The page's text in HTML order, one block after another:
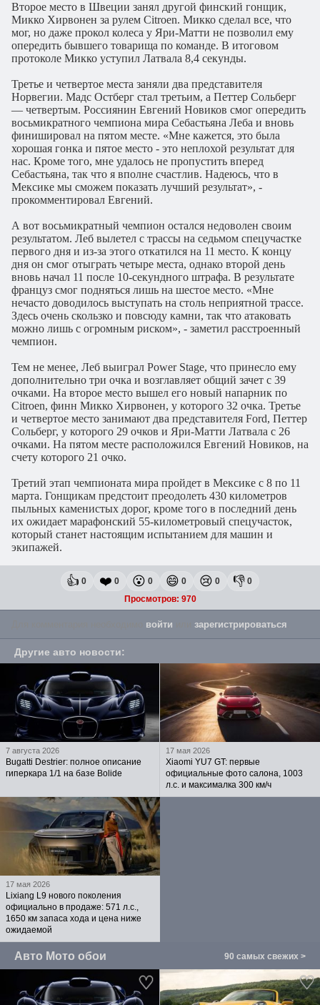
Второе место в Швеции занял другой финский гонщик,
Микко Хирвонен за рулем Citroen. Микко сделал все, что
мог, но даже прокол колеса у Яри-Матти не позволил ему
опередить бывшего товарища по команде. В итоговом
протоколе Микко уступил Латвала 8,4 секунды.
Третье и четвертое места заняли два представителя
Норвегии. Мадс Остберг стал третьим, а Петтер Сольберг
— четвертым. Россиянин Евгений Новиков смог опередить
восьмикратного чемпиона мира Себастьяна Леба и вновь
финишировал на пятом месте. «Мне кажется, это была
хорошая гонка и пятое место - это неплохой результат для
нас. Кроме того, мне удалось не пропустить вперед
Себастьяна, так что я вполне счастлив. Надеюсь, что в
Мексике мы сможем показать лучший результат», -
прокомментировал Евгений.
А вот восьмикратный чемпион остался недоволен своим
результатом. Леб вылетел с трассы на седьмом спецучастке
первого дня и из-за этого откатился на 11 место. К концу
дня он смог отыграть четыре места, однако второй день
вновь начал 11 после 10-секундного штрафа. В результате
француз смог подняться лишь на шестое место. «Мне
нечасто доводилось выступать на столь неприятной трассе.
Здесь очень скользко и повсюду камни, так что атаковать
можно лишь с огромным риском», - заметил расстроенный
чемпион.
Тем не менее, Леб выиграл Power Stage, что принесло ему
дополнительно три очка и возглавляет общий зачет с 39
очками. На второе место вышел его новый напарник по
Citroen, финн Микко Хирвонен, у которого 32 очка. Третье
и четвертое место занимают два представителя Ford, Петтер
Сольберг, у которого 29 очков и Яри-Матти Латвала с 26
очками. На пятом месте расположился Евгений Новиков, на
счету которого 21 очко.
Третий этап чемпионата мира пройдет в Мексике с 8 по 11
марта. Гонщикам предстоит преодолеть 430 километров
пыльных каменистых дорог, кроме того в последний день
их ожидает марафонский 55-километровый спецучасток,
который станет настоящим испытанием для машин и
экипажей.
👍 0 ❤️ 0 😮 0 😄 0 😢 0 👎 0
Просмотров: 970
войти зарегистрироваться
Другие авто новости:
7 августа 2026
Bugatti Destrier: полное описание
гиперкара 1/1 на базе Bolide
17 мая 2026
Xiaomi YU7 GT: первые
официальные фото салона, 1003
л.с. и максималка 300 км/ч
17 мая 2026
Lixiang L9 нового поколения
официально в продаже: 571 л.с.,
1650 км запаса хода и цена ниже
ожидаемой
Авто Мото обои 90 самых свежих >